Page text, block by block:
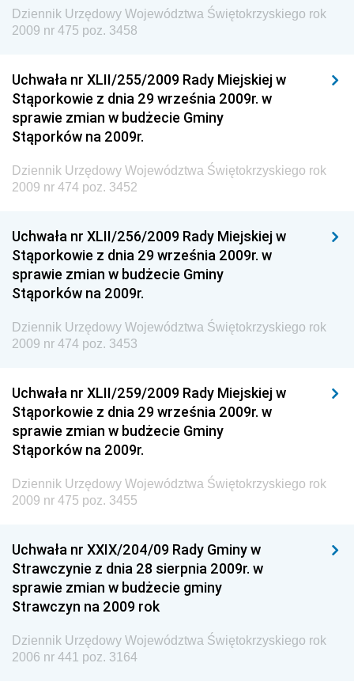
Dziennik Urzędowy Głównego Inspektoratu Transportu
Drogowego
Dziennik Urzędowy Komendy Głównej Policji
Dziennik Urzędowy Ministra Pracy i Polityki
Społecznej
Dziennik Urzędowy Ministra Transportu, Budownictwa
i Gospodarki Morskiej
Dziennik Urzędowy Ministra Spraw Zagranicznych
Dziennik Urzędowy Centralnego Biura
Antykorupcyjnego
Wewnętrznego
Dziennik Urzędowy Urzędu Patentowego
Dziennik Urzędowy Generalnej Dyrekcji Dróg
Krajowych i Autostrad
Dziennik Urzędowy Ministra Środowiska
Dziennik Urzędowy Ministra Edukacji
Dziennik Urzędowy Ministra Przemysłu
Dziennik Urzędowy Ministra Finansów i Gospodarki
Dziennik Urzędowy Ministra do Spraw Unii
Dziennik Urzędowy Agencji Wywiadu
Dziennik Urzędowy Województwa Świętokrzyskiego rok
2009 nr 475 poz. 3458
Uchwała nr XLII/255/2009 Rady Miejskiej w
Stąporkowie z dnia 29 września 2009r. w
sprawie zmian w budżecie Gminy
Stąporków na 2009r.
Dziennik Urzędowy Województwa Świętokrzyskiego rok
2009 nr 474 poz. 3452
Uchwała nr XLII/256/2009 Rady Miejskiej w
Stąporkowie z dnia 29 września 2009r. w
sprawie zmian w budżecie Gminy
Stąporków na 2009r.
Dziennik Urzędowy Województwa Świętokrzyskiego rok
2009 nr 474 poz. 3453
Uchwała nr XLII/259/2009 Rady Miejskiej w
Stąporkowie z dnia 29 września 2009r. w
sprawie zmian w budżecie Gminy
Stąporków na 2009r.
Dziennik Urzędowy Województwa Świętokrzyskiego rok
2009 nr 475 poz. 3455
Uchwała nr XXIX/204/09 Rady Gminy w
Strawczynie z dnia 28 sierpnia 2009r. w
sprawie zmian w budżecie gminy
Strawczyn na 2009 rok
Dziennik Urzędowy Województwa Świętokrzyskiego rok
2006 nr 441 poz. 3164